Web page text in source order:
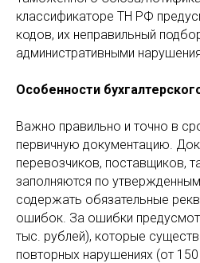
классификаторе ТН РФ
кодов, их неправильный
административными
Особенности
Важно правильно и точно в
первичную документацию.
перевозчиков, поставщиков,
заполняются по
содержать обязательные
ошибок. За ошибки
тыс. рублей), которые
повторных нарушениях (от